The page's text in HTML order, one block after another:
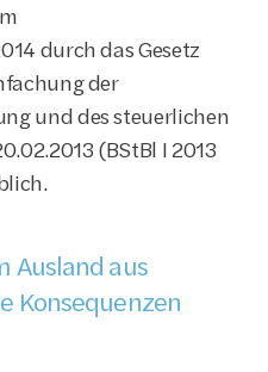
durch das Gesetz
der
und des steuerlichen
(BStBl I 2013
Ausland aus
Konsequenzen